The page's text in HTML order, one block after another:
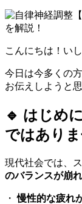
こんにちは！い
今日は今多くの
お伝えしようと思
🔹 はじめ
ではあり
現代社会では、
のバランスが崩
・慢性的な疲れ